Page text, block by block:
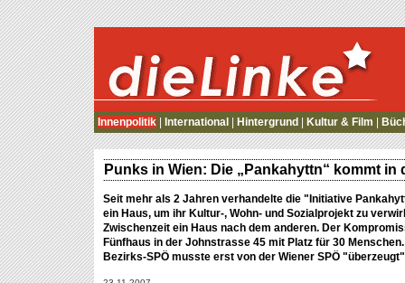
die Linke
Innenpolitik International Hintergrund Kultur & Film
Punks in Wien: Die „Pankahyttn“ kommt in
Seit mehr als 2 Jahren verhandelte die "Initiative
ein Haus, um ihr Kultur-, Wohn- und Sozialprojekt zu
Zwischenzeit ein Haus nach dem anderen. Der
Fünfhaus in der Johnstrasse 45 mit Platz für 30
Bezirks-SPÖ musste erst von der Wiener SPÖ